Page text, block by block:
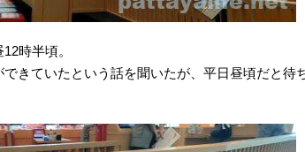
時半頃。
きていたという話を聞いたが、平日昼頃だと待